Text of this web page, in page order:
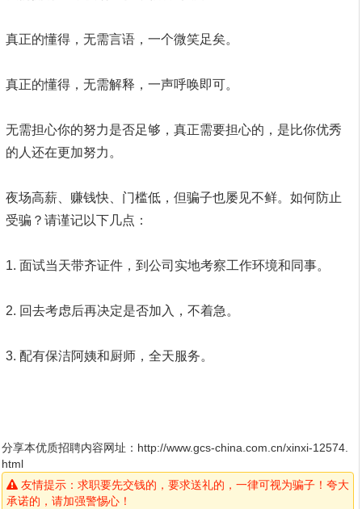
真正的懂得，无需言语，一个微笑足矣。
真正的懂得，无需解释，一声呼唤即可。
无需担心你的努力是否足够，真正需要担心的，是比你优秀
的人还在更加努力。
夜场高薪、赚钱快、门槛低，但骗子也屡见不鲜。如何防止
受骗？请谨记以下几点：
1. 面试当天带齐证件，到公司实地考察工作环境和同事。
2. 回去考虑后再决定是否加入，不着急。
3. 配有保洁阿姨和厨师，全天服务。
分享本优质招聘内容网址： http://www.gcs-china.com.cn/xinxi-12574.
html
友情提示：求职要先交钱的，要求送礼的，一律可视为骗子！夸大
承诺的，请加强警惕心！